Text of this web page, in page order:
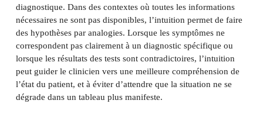
diagnostique. Dans des contextes où toutes les informations
nécessaires ne sont pas disponibles, l’intuition permet de faire
des hypothèses par analogies. Lorsque les symptômes ne
correspondent pas clairement à un diagnostic spécifique ou
lorsque les résultats des tests sont contradictoires, l’intuition
peut guider le clinicien vers une meilleure compréhension de
l’état du patient, et à éviter d’attendre que la situation ne se
dégrade dans un tableau plus manifeste.